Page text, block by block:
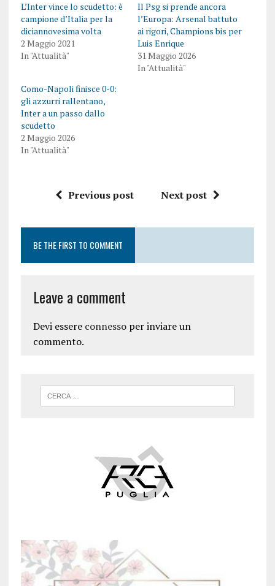
L’Inter vince lo scudetto: è
campione d’Italia per la
diciannovesima volta
2 Maggio 2021
In "Attualità"
Il Psg si prende ancora
l’Europa: Arsenal battuto
ai rigori, Champions bis per
Luis Enrique
31 Maggio 2026
In "Attualità"
Como-Napoli finisce 0-0:
gli azzurri rallentano,
Inter a un passo dallo
scudetto
2 Maggio 2026
In "Attualità"
Previous post Next post
BE THE FIRST TO COMMENT
Leave a comment
Devi essere connessoper inviare un
commento.